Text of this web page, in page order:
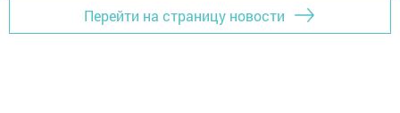
Перейти на страницу новости